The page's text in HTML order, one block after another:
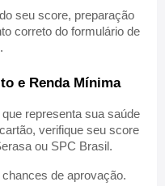
seu score, preparação
correto do formulário de
e Renda Mínima
representa sua saúde
verifique seu score
ou SPC Brasil.
de aprovação.